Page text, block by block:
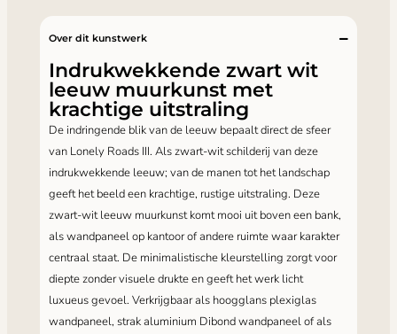
Over dit kunstwerk
Indrukwekkende zwart wit
leeuw muurkunst met
krachtige uitstraling
De indringende blik van de leeuw bepaalt direct de sfeer
van Lonely Roads III. Als zwart-wit schilderij van deze
indrukwekkende leeuw; van de manen tot het landschap
geeft het beeld een krachtige, rustige uitstraling. Deze
zwart-wit leeuw muurkunst komt mooi uit boven een bank,
als wandpaneel op kantoor of andere ruimte waar karakter
centraal staat. De minimalistische kleurstelling zorgt voor
diepte zonder visuele drukte en geeft het werk licht
luxueus gevoel. Verkrijgbaar als hoogglans plexiglas
wandpaneel, strak aluminium Dibond wandpaneel of als